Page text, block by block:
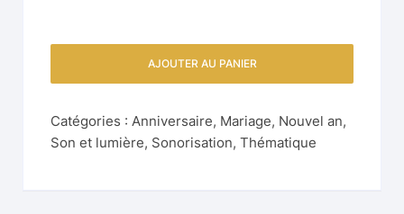
AJOUTER AU PANIER
Catégories : Anniversaire, Mariage, Nouvel an,
Son et lumière, Sonorisation, Thématique